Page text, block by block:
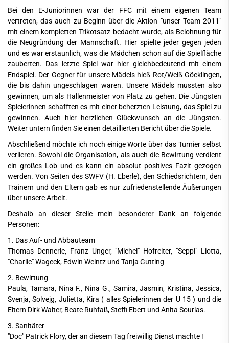
Bei den E-Juniorinnen war der FFC mit einem eigenen Team
vertreten, das auch zu Beginn über die Aktion "unser Team 2011"
mit einem kompletten Trikotsatz bedacht wurde, als Belohnung für
die Neugründung der Mannschaft. Hier spielte jeder gegen jeden
und es war erstaunlich, was die Mädchen schon auf die Spielfläche
zauberten. Das letzte Spiel war hier gleichbedeutend mit einem
Endspiel. Der Gegner für unsere Mädels hieß Rot/Weiß Göcklingen,
die bis dahin ungeschlagen waren. Unsere Mädels mussten also
gewinnen, um als Hallenmeister von Platz zu gehen. Die Jüngsten
Spielerinnen schafften es mit einer beherzten Leistung, das Spiel zu
gewinnen. Auch hier herzlichen Glückwunsch an die Jüngsten.
Weiter untern finden Sie einen detaillierten Bericht über die Spiele.
Abschließend möchte ich noch einige Worte über das Turnier selbst
verlieren. Sowohl die Organisation, als auch die Bewirtung verdient
ein großes Lob und es kann ein absolut positives Fazit gezogen
werden. Von Seiten des SWFV (H. Eberle), den Schiedsrichtern, den
Trainern und den Eltern gab es nur zufriedenstellende Äußerungen
über unsere Arbeit.
Deshalb an dieser Stelle mein besonderer Dank an folgende
Personen:
1. Das Auf- und Abbauteam
Thomas Dennerle, Franz Unger, "Michel" Hofreiter, "Seppi" Liotta,
"Charlie" Wageck, Edwin Weintz und Tanja Gutting
2. Bewirtung
Paula, Tamara, Nina F., Nina G., Samira, Jasmin, Kristina, Jessica,
Svenja, Solvejg, Julietta, Kira ( alles Spielerinnen der U 15 ) und die
Eltern Dirk Walter, Beate Ruhfaß, Steffi Ebert und Anita Sourlas.
3. Sanitäter
"Doc" Patrick Flory, der an diesem Tag freiwillig Dienst machte !